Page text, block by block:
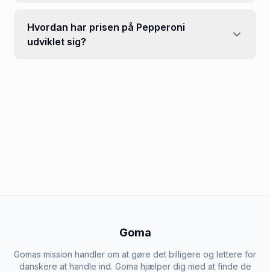
Hvordan har prisen på Pepperoni
udviklet sig?
Goma
Gomas mission handler om at gøre det billigere og lettere for
danskere at handle ind. Goma hjælper dig med at finde de